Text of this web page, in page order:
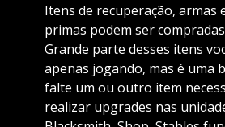
Itens de recuperação, armas
primas podem ser
Grande parte desses itens
apenas jogando, mas é uma
falte um ou outro item
realizar upgrades nas